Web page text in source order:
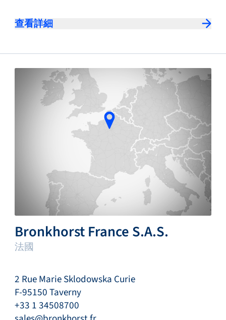
查看詳細
Bronkhorst France S.A.S.
法國
2 Rue Marie Sklodowska Curie
F-95150 Taverny
+33 1 34508700